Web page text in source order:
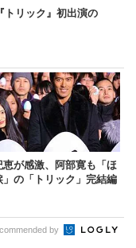
トリック』初出演の
恵が感激、阿部寛も「ほ
」の「トリック」完結編
by